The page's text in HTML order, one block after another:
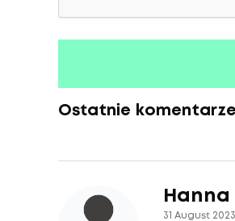
Ostatnie komentarze
31 August